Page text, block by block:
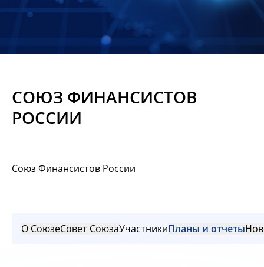
Контакты
Материалы
СОЮЗ ФИНАНСИСТОВ
РОССИИ
Союз Финансистов России
О СоюзеСовет СоюзаУчастникиПланы и отчеты